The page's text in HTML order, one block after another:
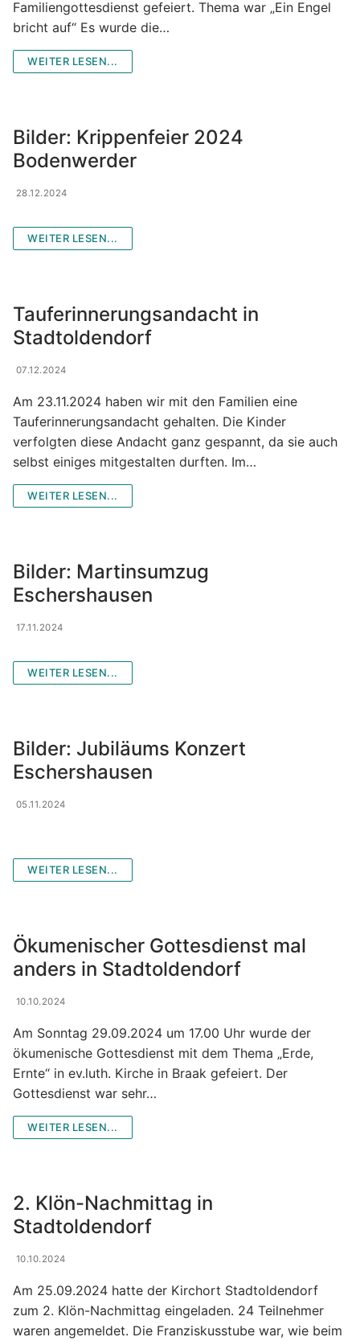
Familiengottesdienst gefeiert. Thema war „Ein Engel
bricht auf“ Es wurde die…
WEITER LESEN...
Bilder: Krippenfeier 2024
Bodenwerder
28.12.2024
WEITER LESEN...
Tauferinnerungsandacht in
Stadtoldendorf
07.12.2024
Am 23.11.2024 haben wir mit den Familien eine
Tauferinnerungsandacht gehalten. Die Kinder
verfolgten diese Andacht ganz gespannt, da sie auch
selbst einiges mitgestalten durften. Im…
WEITER LESEN...
Bilder: Martinsumzug
Eschershausen
17.11.2024
WEITER LESEN...
Bilder: Jubiläums Konzert
Eschershausen
05.11.2024
WEITER LESEN...
Ökumenischer Gottesdienst mal
anders in Stadtoldendorf
10.10.2024
Am Sonntag 29.09.2024 um 17.00 Uhr wurde der
ökumenische Gottesdienst mit dem Thema „Erde,
Ernte“ in ev.luth. Kirche in Braak gefeiert. Der
Gottesdienst war sehr…
WEITER LESEN...
2. Klön-Nachmittag in
Stadtoldendorf
10.10.2024
Am 25.09.2024 hatte der Kirchort Stadtoldendorf
zum 2. Klön-Nachmittag eingeladen. 24 Teilnehmer
waren angemeldet. Die Franziskusstube war, wie beim